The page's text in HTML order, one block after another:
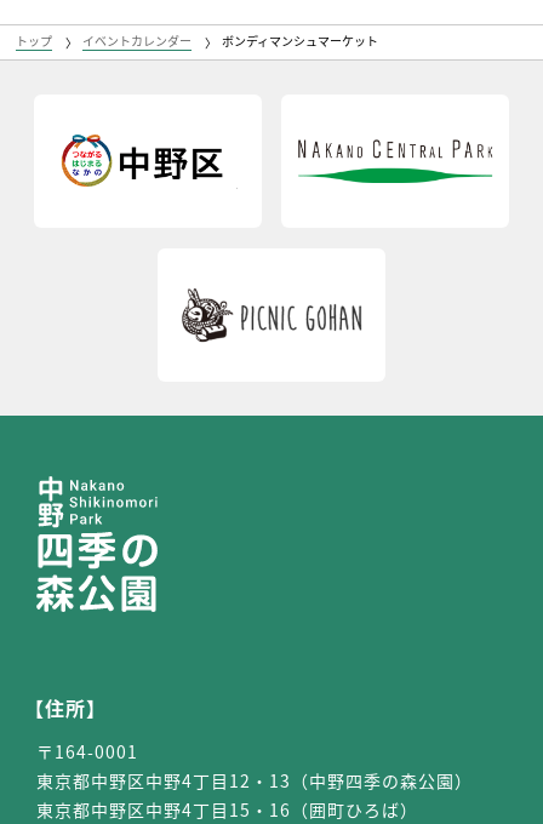
トップ イベントカレンダー ボンディマンシュマーケット
【住所】
〒164-0001
東京都中野区中野4丁目12・13（中野四季の森公園）
東京都中野区中野4丁目15・16（囲町ひろば）